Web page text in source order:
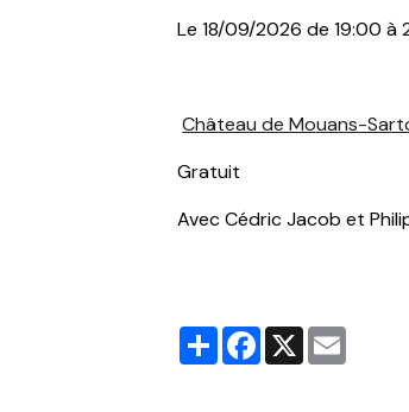
Le 18/09/2026 de 19:00 à
Château de Mouans-
Gratuit
Avec Cédric Jacob et
PartagerFacebook
X